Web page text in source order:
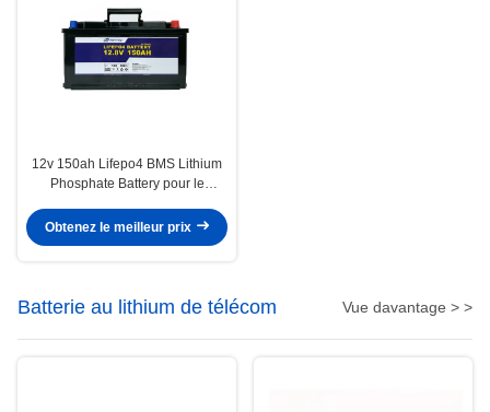
12v 150ah Lifepo4 BMS Lithium
Phosphate Battery pour le
Obtenez le meilleur prix
Batterie au lithium de télécom Vue davantage > >